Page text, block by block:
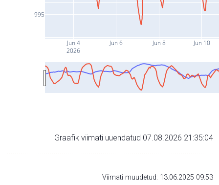
Jun 4
2026
Jun 6 Jun 8 Jun 10
995
Graafik viimati uuendatud 07.08.2026 21:35:04
Viimati muudetud: 13.06.2025 09:53